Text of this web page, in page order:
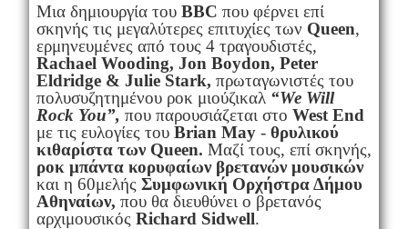
Μια δημιουργία του BBC που φέρνει επί
σκηνής τις μεγαλύτερες επιτυχίες των Queen,
ερμηνευμένες από τους 4 τραγουδιστές,
Rachael Wooding, Jon Boydon, Peter
Eldridge& Julie Stark, πρωταγωνιστές του
πολυσυζητημένου ροκ μιούζικαλ “We Will
Rock You”, που παρουσιάζεται στο West End
με τις ευλογίες του Brian May- θρυλικού
κιθαρίστα των Queen. Μαζί τους, επί σκηνής,
ροκ μπάντα κορυφαίων βρετανών μουσικών
και η 60μελής Συμφωνική Ορχήστρα Δήμου
Αθηναίων, που θα διευθύνει ο βρετανός
αρχιμουσικός Richard Sidwell.